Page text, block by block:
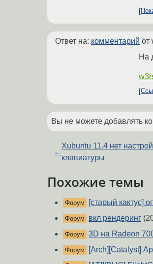
Ответ на: комментарий от
На
Вы не можете добавлять
←
Xubuntu 11.4 нет
клавиатуры
Похожие темы
Форум [старый кактус]
Форум вкл рендеринг
Форум 3D на Radeon
Форум [Arch][Catalyst]